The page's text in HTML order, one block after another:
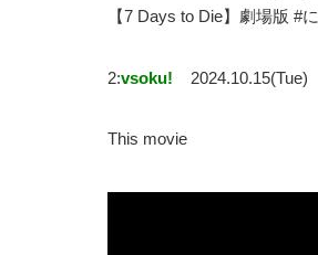
【7 Days to Die】劇場版 #
2:vsoku! 2024.10.15(Tue)
This movie